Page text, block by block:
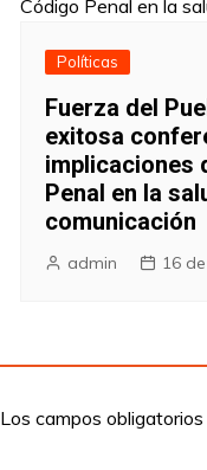
Políticas
Fuerza del
exitosa
implicaciones
Penal en la
comunicación
admin 16
Los campos